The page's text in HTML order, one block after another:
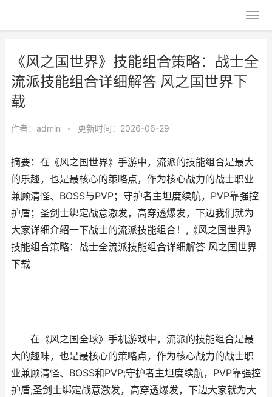
《风之国世界》技能组合策略：战士全
流派技能组合详细解答 风之国世界下
载
作者： admin • 更新时间：2026-06-29
摘要：在《风之国世界》手游中，流派的技能组合是最大
的乐趣，也是最核心的策略点，作为核心战力的战士职业
兼顾清怪、BOSS与PVP；守护者主坦度续航，PVP靠强控
护盾；圣剑士绑定战意激发，高穿透爆发，下边我们就为
大家详细介绍一下战士的流派技能组合！,《风之国世界》
技能组合策略：战士全流派技能组合详细解答 风之国世界
下载
在《风之国全球》手机游戏中，流派的技能组合是最
大的趣味，也是最核心的策略点，作为核心战力的战士职
业兼顾清怪、BOSS和PVP;守护者主坦度续航，PVP靠强控
护盾;圣剑士绑定战意激发，高穿透爆发，下边大家就为大